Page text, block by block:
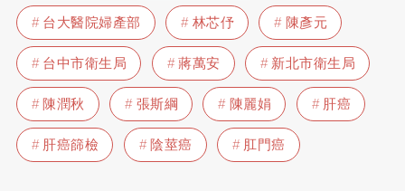
台大醫院婦產部
林芯伃
陳彥元
台中市衛生局
蔣萬安
新北市衛生局
陳潤秋
張斯綱 陳麗娟
肝癌
肝癌篩檢
陰莖癌 肛門癌